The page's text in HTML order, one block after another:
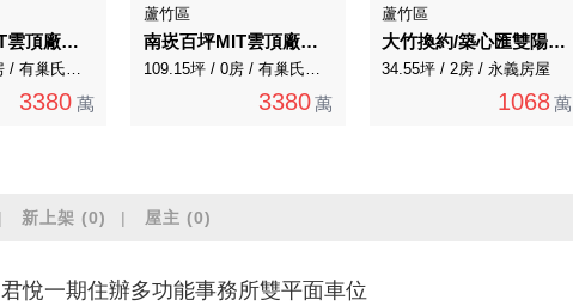
南崁百坪MIT雲頂廠辦加車位貳樓（乙工）
109.15坪 / 0房 / 有巢氏房屋
3380 萬
蘆竹區
南崁百坪MIT雲頂廠辦加車位二樓（乙工）
109.15坪 / 0房 / 有巢氏房屋
3380 萬
蘆竹區
大竹換約/築心匯雙陽台兩房車/即將交屋
34.55坪 / 2房 / 永義房屋
1068 萬
新上架 (0) 屋主 (0)
君悅一期住辦多功能事務所雙平面車位